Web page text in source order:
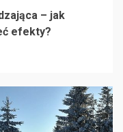
– jak
efekty?